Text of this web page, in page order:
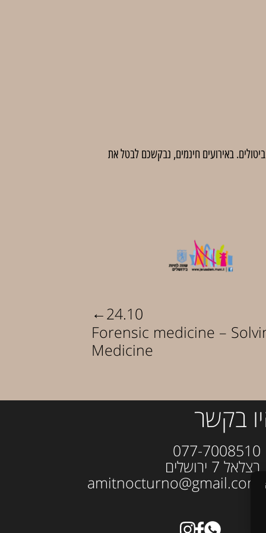
ביטול בסך 5 ₪ לכרטיס. לאחר מועד זה לא יהיו ביטולים. באירועים חינמים, נבקשכם לבטל את
←24.10
Forensic medicine –
Medicine
בקשר
7 ירושלים